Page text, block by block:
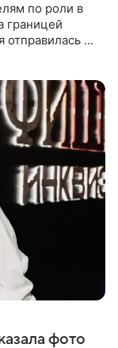
по роли в
границей
в
фото